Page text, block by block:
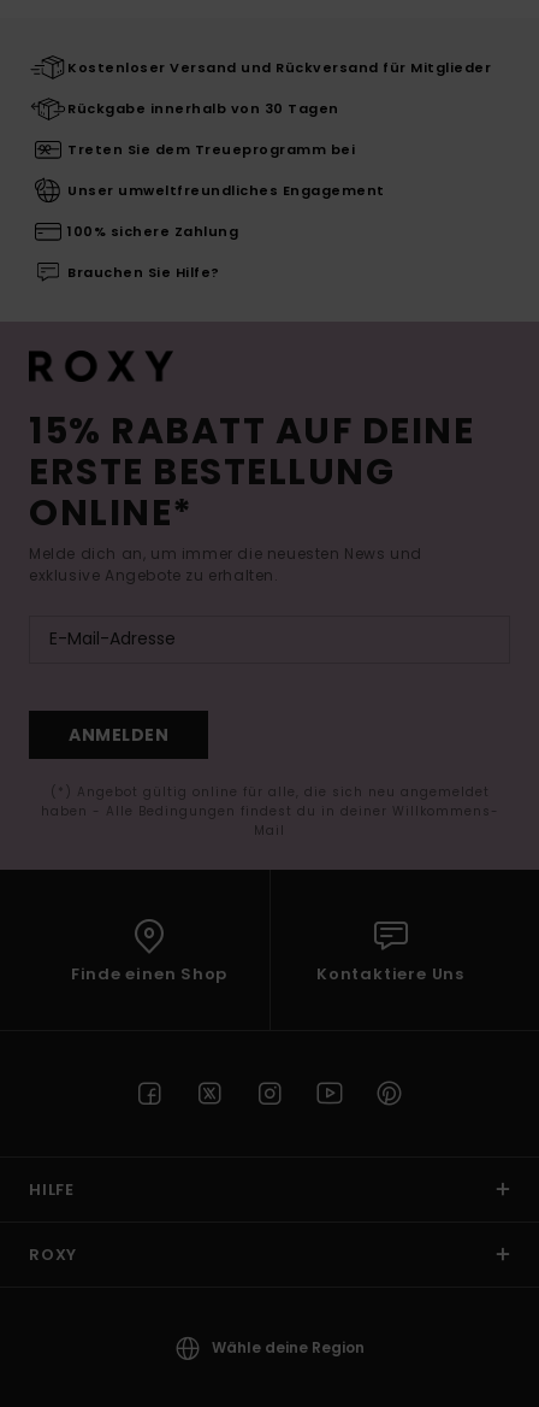
Kostenloser Versand und Rückversand für Mitglieder
Rückgabe innerhalb von 30 Tagen
Treten Sie dem Treueprogramm bei
Unser umweltfreundliches Engagement
100% sichere Zahlung
Brauchen Sie Hilfe?
15% RABATT AUF DEINE
ERSTE BESTELLUNG
ONLINE*
Melde dich an, um immer die neuesten News und
exklusive Angebote zu erhalten.
ANMELDEN
(*) Angebot gültig online für alle, die sich neu angemeldet
haben - Alle Bedingungen findest du in deiner Willkommens-
Mail
Finde einen Shop Kontaktiere Uns
HILFE
ROXY
Wähle deine Region